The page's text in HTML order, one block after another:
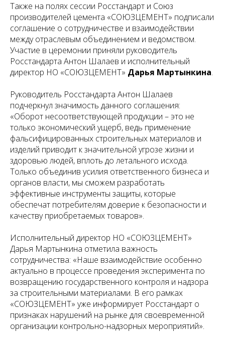
Также на полях сессии Росстандарт и Союз
производителей цемента «СОЮЗЦЕМЕНТ» подписали
соглашение о сотрудничестве и взаимодействии
между отраслевым объединением и ведомством.
Участие в церемонии приняли руководитель
Росстандарта Антон Шалаев и исполнительный
директор НО «СОЮЗЦЕМЕНТ» Дарья Мартынкина.
Руководитель Росстандарта Антон Шалаев
подчеркнул значимость данного соглашения:
«Оборот несоответствующей продукции – это не
только экономический ущерб, ведь применение
фальсифицированных строительных материалов и
изделий приводит к значительной угрозе жизни и
здоровью людей, вплоть до летального исхода.
Только объединив усилия ответственного бизнеса и
органов власти, мы сможем разработать
эффективные инструменты защиты, которые
обеспечат потребителям доверие к безопасности и
качеству приобретаемых товаров».
Исполнительный директор НО «СОЮЗЦЕМЕНТ»
Дарья Мартынкина отметила важность
сотрудничества: «Наше взаимодействие особенно
актуально в процессе проведения эксперимента по
возвращению государственного контроля и надзора
за строительными материалами. В его рамках
«СОЮЗЦЕМЕНТ» уже информирует Росстандарт о
признаках нарушений на рынке для своевременной
организации контрольно-надзорных мероприятий».